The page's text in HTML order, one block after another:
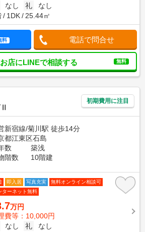
なし 礼
なし
1DK 25.44㎡
料 電話で問合せ
お店にLINEで相談する 無料
Ⅱ
初期費用に注目
新宿線/菊川駅 徒歩14分
都江東区石島
数
築浅
階数
10階建
即入居 写真充実
無料オンライン相談可
ターネット無料
万円
費等：10,000円
なし 礼 なし